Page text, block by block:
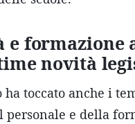
e formazione
novità
toccato anche i
personale e della